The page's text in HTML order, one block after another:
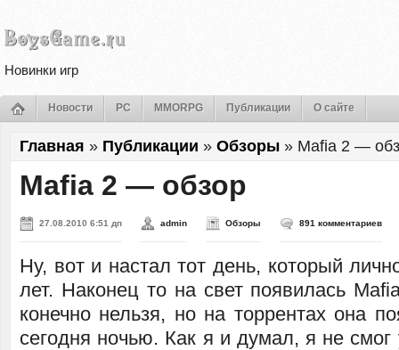
Новинки игр
Новости PC MMORPG Публикации О сайте
Главная » Публикации » Обзоры » Mafia 2 —
Mafia 2 — обзор
27.08.2010 6:51 дп admin Обзоры 891 комментариев
Ну, вот и настал тот день, который
лет. Наконец то на свет появилась
конечно нельзя, но на торрентах она
сегодня ночью. Как я и думал, я не смог